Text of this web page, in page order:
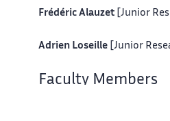
Frédéric Alauzet [Junior
Adrien Loseille [Junior
Faculty Members